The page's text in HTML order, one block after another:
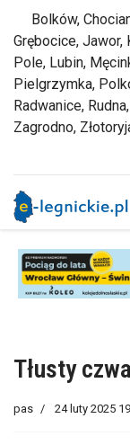
Bolków,
Grębocice,
Pole, Lubin,
Pielgrzymka,
Radwanice,
Zagrodno,
Tłusty
pas 24 luty 2025